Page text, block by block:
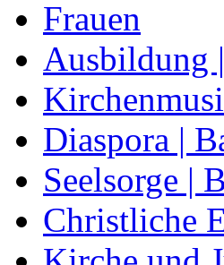
Frauen
Ausbildung
Diaspora |
Seelsorge |
Christliche